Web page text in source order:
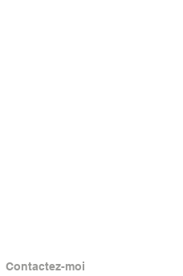
Contactez-moi